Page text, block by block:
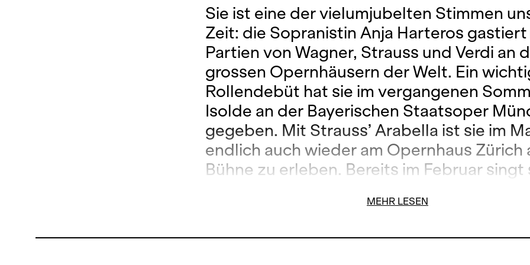
Sie ist eine der vielumjubelten Stimmen
Zeit: die Sopranistin Anja Harteros
Partien von Wagner, Strauss und Verdi an
grossen Opernhäusern der Welt. Ein
Rollendebüt hat sie im vergangenen
Isolde an der Bayerischen Staatsoper
gegeben. Mit Strauss’ Arabella ist sie im
endlich auch wieder am Opernhaus Zürich
Bühne zu erleben. Bereits im Februar singt
Das Programm wird in Kürze an dieser Stelle
MEHR LESEN